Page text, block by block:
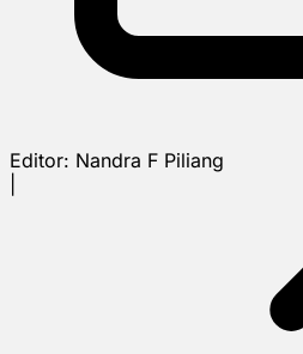
Editor: Nandra F Piliang